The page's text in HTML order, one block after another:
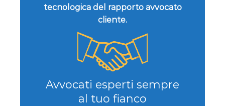
tecnologica del rapporto avvocato
cliente.
Avvocati esperti sempre
al tuo fianco